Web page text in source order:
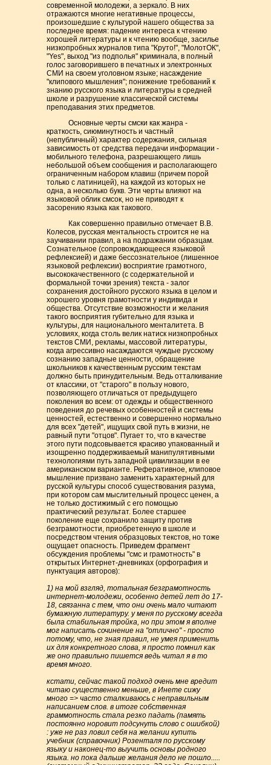
современной молодежи, а зеркало. В них
отражаются многие негативные процессы,
произошедшие с культурой нашего общества за
последнее время: падение интереса к чтению
хорошей литературы и к чтению вообще, засилье
низкопробных журналов типа "Круто!", "МолотОК",
"Yes", выход "из подполья" криминала, в полный
голос заговорившего в печатных и электронных
СМИ на своем уголовном языке; насаждение
"клипового мышления"; понижение требований к
знанию русского языка и литературы в средней
школе и разрушение классической системы
преподавания этих предметов.
Основные черты смски как жанра -
краткость, сиюминутность и частный
(непубличный) характер содержания, сильная
зависимость от средства передачи информации -
мобильного телефона, разрешающего лишь
небольшой объем сообщения и располагающего
ограниченным набором клавиш (причем порой
только с латиницей), на каждой из которых не
одна, а несколько букв. Эти черты влияют на
языковой облик смсок, но не приводят к
засорению языка как такового.
Как совершенно правильно отмечает В.В.
Колесов, русская ментальность строится не на
заучивании правил, а на подражании образцам.
Сознательное (сопровождающееся языковой
рефлексией) и даже бессознательное (лишенное
языковой рефлексии) восприятие грамотного,
высококачественного (с содержательной и
формальной точки зрения) текста - залог
сохранения достойного русского языка в целом и
хорошего уровня грамотности у индивида и
общества. Отсутствие возможности и желания
такого восприятия губительно для языка и
культуры, для национального менталитета. В
условиях, когда столь велик натиск низкопробных
текстов СМИ, рекламы, массовой литературы,
когда агрессивно насаждаются чуждые русскому
сознанию западные ценности, обращение
школьников к качественным русским текстам
должно быть принудительным. Ведь отталкивание
от классики, от "старого" в пользу нового,
позволяющего отличаться от предыдущего
поколения во всем: от одежды и общественного
поведения до речевых особенностей и системы
ценностей, естественно и совершенно нормально
для всех "детей", ищущих свой путь в жизни, не
равный пути "отцов". Пугает то, что в качестве
этого пути подсовывается красиво упакованный и
изощренно поддерживаемый манипулятивными
технологиями путь западной цивилизации в ее
американском варианте. Реферативное, клиповое
мышление призвано заменить характерный для
русской культуры способ существования разума,
при котором сам мыслительный процесс ценен, а
не только достижимый с его помощью
практический результат. Более старшее
поколение еще сохранило защиту против
безграмотности, приобретенную в школе и
посредством чтения образцовых текстов, но тоже
ощущает опасность. Приведем фрагмент
обсуждения проблемы "смс и грамотность" в
открытых Интернет-дневниках (орфография и
пунктуация авторов):
1) на мой взгляд, тотальная безграмотность
интернет-молодежи, особенно детей лет до 17-
18, связанна с тем, что они очень мало читают
бумажную литературу. у меня по русскому всегда
была стабильная тройка, но при этом я вполне
мог написать сочинение на "отлично" - просто
потому, что, не зная правил, не умея применить
их для конкретного слова, я просто помнил как
же оно правильно пишется ведь читал я в то
время много.
кстати, сейчас такой подход очень мне вредит
читаю существенно меньше, в Инете сижу
много => часто сталкиваюсь с неправильным
написанием слов. в итоге собственная
граммотность стала резко падать (память
постоянно норовит подсунуть слово с ошибкой)
: уже не раз ловил себя на желании купить
учебник (справочник) Розенталя по русскому
языку и наконец-то выучить основы родного
языка. но пока дальше желания дело не пошло.....